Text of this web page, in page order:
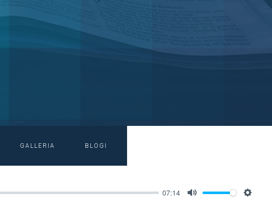
GALLERIA BLOGI
07:14